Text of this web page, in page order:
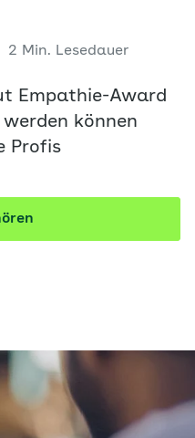
2 Min. Lesedauer
Empathie-Award
können
Profis